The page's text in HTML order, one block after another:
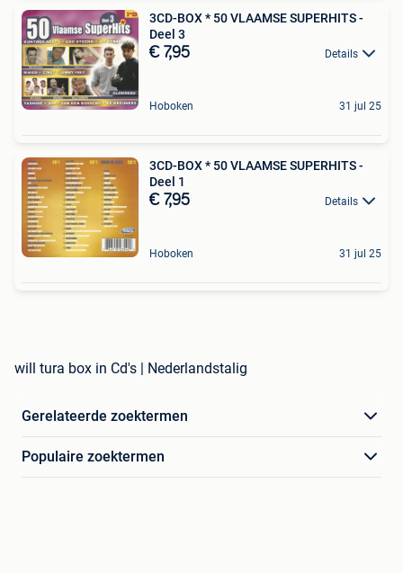
3CD-BOX * 50 VLAAMSE SUPERHITS -
Deel 3
€ 7,95 Details
Hoboken 31 jul 25
3CD-BOX * 50 VLAAMSE SUPERHITS -
Deel 1
€ 7,95 Details
Hoboken 31 jul 25
will tura box in Cd's | Nederlandstalig
Gerelateerde zoektermen
Populaire zoektermen